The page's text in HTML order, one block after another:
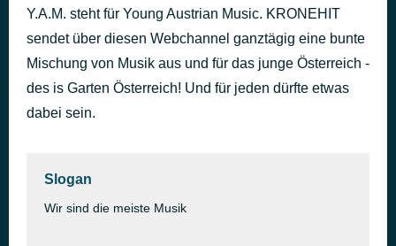
Y.A.M. steht für Young Austrian Music. KRONEHIT
sendet über diesen Webchannel ganztägig eine bunte
Mischung von Musik aus und für das junge Österreich -
des is Garten Österreich! Und für jeden dürfte etwas
dabei sein.
Slogan
Wir sind die meiste Musik